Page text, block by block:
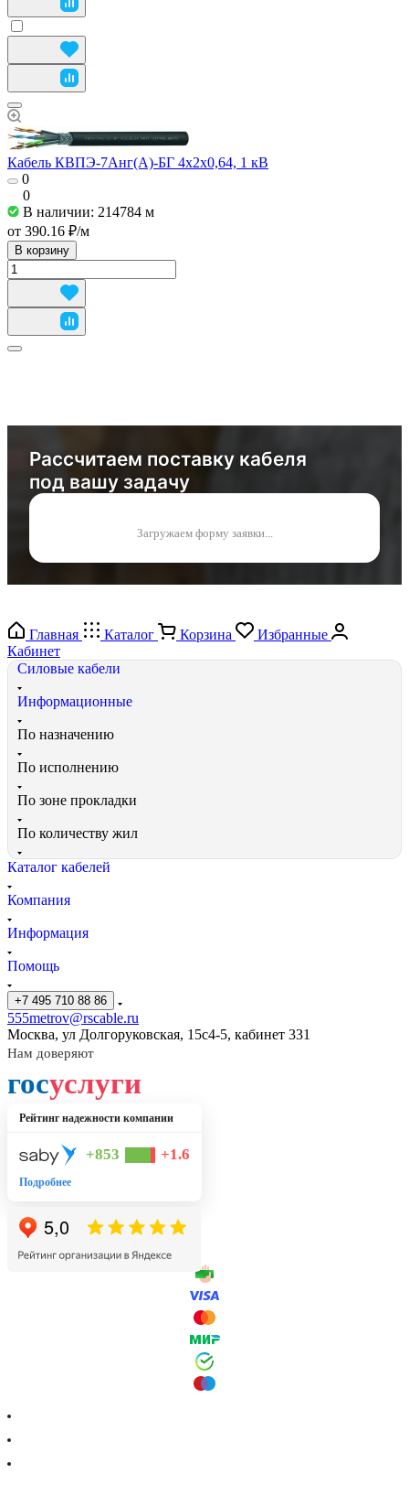
Кабель КВПЭ-7Aнг(А)-БГ 4x2x0,64, 1 кВ
0
0
В наличии: 214784 м
от 390.16 ₽/м
В корзину
Рассчитаем поставку кабеля
под вашу задачу
Загружаем форму заявки...
Главная Каталог Корзина
Избранные
Кабинет
Силовые кабели
Информационные
По назначению
По исполнению
По зоне прокладки
По количеству жил
Каталог кабелей
Компания
Информация
Помощь
+7 495 710 88 86
555metrov@rscable.ru
Москва, ул Долгоруковская, 15с4-5, кабинет 331
Нам доверяют
госуслуги
Рейтинг надежности компании
+853 +1.6
Подробнее